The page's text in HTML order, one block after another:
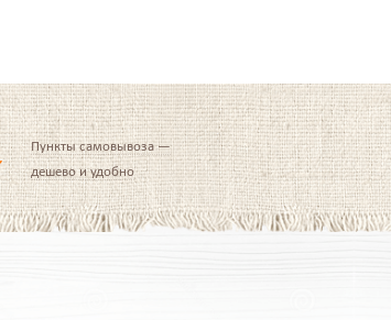
Пункты самовывоза —
дешево и удобно